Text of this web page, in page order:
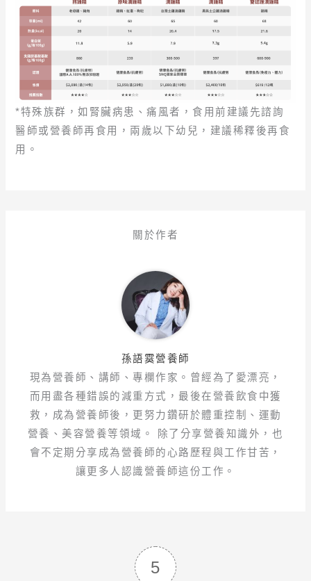
*特殊族群，如腎臟病患、痛風者，食用前建議先諮詢
醫師或營養師再食用，兩歲以下幼兒，建議稀釋後再食
用。
關於作者
孫語霙營養師
現為營養師、講師、專欄作家。曾經為了愛漂亮，
而用盡各種錯誤的減重方式，最後在營養飲食中獲
救，成為營養師後，更努力鑽研於體重控制、運動
營養、美容營養等領域。 除了分享營養知識外，也
會不定期分享成為營養師的心路歷程與工作甘苦，
讓更多人認識營養師這份工作。
5